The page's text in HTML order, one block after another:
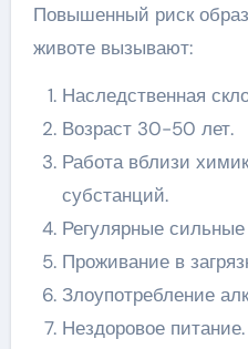
Повышенный риск
животе вызывают:
Наследственная
Возраст 30-50 лет.
Работа вблизи
субстанций.
Регулярные
Проживание в
Злоупотребление
Нездоровое питание.